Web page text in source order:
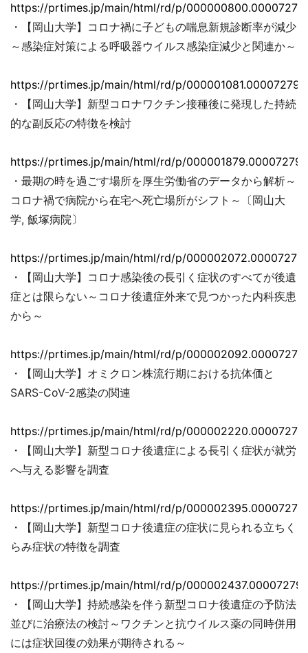
https://prtimes.jp/main/html/rd/p/
・【岡山大学】コロナ禍に子どもの喘息新規診断率が減少
～感染症対策による呼吸器ウイルス感染症減少と関連か～
https://prtimes.jp/main/html/rd/p/
・【岡山大学】新型コロナワクチン接種後に発現した持続
的な副反応の特徴を検討
https://prtimes.jp/main/html/rd/p/
・最期の時を過ごす場所を厚生労働省のデータから解析～
コロナ禍で病院から在宅へ死亡場所がシフト～〔岡山大
学, 飯塚病院〕
https://prtimes.jp/main/html/rd/p/
・【岡山大学】コロナ感染後の長引く症状のすべてが後遺
症とは限らない～コロナ後遺症外来で見つかった内科疾患
から～
https://prtimes.jp/main/html/rd/p/
・【岡山大学】オミクロン株流行期における抗体価と
SARS-CoV-2感染の関連
https://prtimes.jp/main/html/rd/p/
・【岡山大学】新型コロナ後遺症による長引く症状が就労
へ与える影響を調査
https://prtimes.jp/main/html/rd/p/
・【岡山大学】新型コロナ後遺症の症状に見られる立ちく
らみ症状の特徴を調査
https://prtimes.jp/main/html/rd/p/
・【岡山大学】持続感染を伴う新型コロナ後遺症の予防法
並びに治療法の検討～ワクチンと抗ウイルス薬の同時併用
には症状回復の効果が期待される～